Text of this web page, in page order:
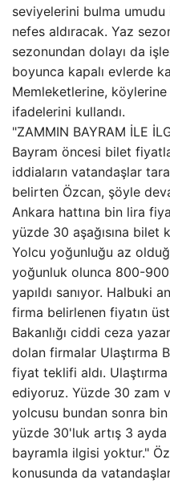
seviyelerini bulma
nefes aldıracak. Yaz
sezonundan dolayı da
boyunca kapalı evlerde
Memleketlerine,
ifadelerini kullandı.
"ZAMMIN BAYRAM İLE
Bayram öncesi bilet
iddiaların vatandaşlar
belirten Özcan, şöyle
Ankara hattına bin lira
yüzde 30 aşağısına bilet
Yolcu yoğunluğu az
yoğunluk olunca 800-900
yapıldı sanıyor. Halbuki
firma belirlenen fiyatın
Bakanlığı ciddi ceza
dolan firmalar Ulaştırma
fiyat teklifi aldı.
ediyoruz. Yüzde 30 zam
yolcusu bundan sonra
yüzde 30'luk artış 3
bayramla ilgisi yoktur."
konusunda da